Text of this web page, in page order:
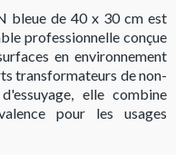
bleue de 40 x 30 cm est
professionnelle conçue
en environnement
transformateurs de non-
elle combine
pour les usages